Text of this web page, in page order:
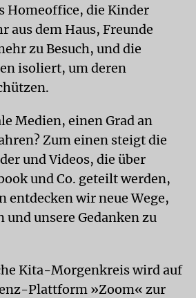
Homeoffice, die Kinder
aus dem Haus, Freunde
zu Besuch, und die
isoliert, um deren
Medien, einen Grad an
Zum einen steigt die
und Videos, die über
und Co. geteilt werden,
entdecken wir neue Wege,
und unsere Gedanken zu
Kita-Morgenkreis wird auf
Plattform »Zoom« zur